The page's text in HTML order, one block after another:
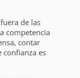
de las
competencia
contar
confianza es